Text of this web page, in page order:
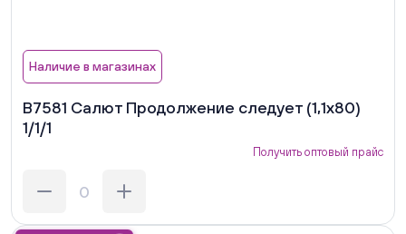
Наличие в магазинах
В7581 Салют Продолжение следует (1,1х80)
1/1/1
Получить оптовый прайс